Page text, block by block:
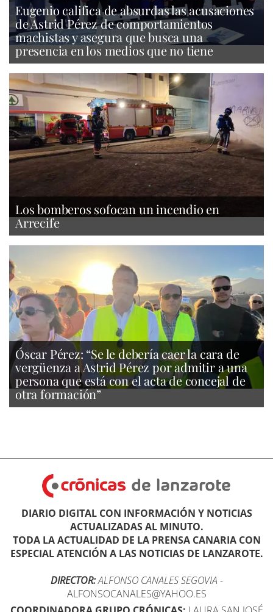
Eugenio califica de absurdas las acusaciones
de Astrid Pérez de comportamientos
machistas y asegura que busca una
presencia en los medios que no tiene
Los bomberos sofocan un incendio en
Arrecife
Óscar Pérez: “Se le debería caer la cara de
vergüenza a Astrid Pérez por admitir a una
persona que está con el acta de concejal de
otra formación”
DIARIO DIGITAL CON INFORMACIÓN Y NOTICIAS
ACTUALIZADAS AL MINUTO.
TODA LA ACTUALIDAD DE LA PRENSA CANARIA CON
ESPECIAL ATENCIÓN A LAS NOTICIAS DE LANZAROTE.
DIRECTOR:ALFONSO CANALES SEGOVIA -
ALFONSOCANALES@YAHOO.ES